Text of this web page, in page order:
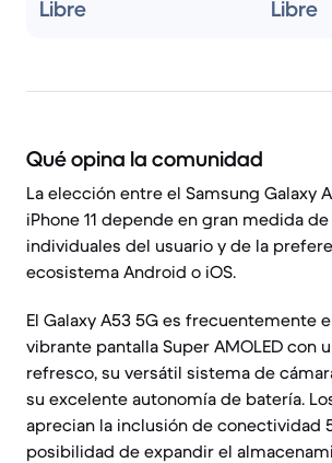
Libre Libre
Qué opina la comunidad
La elección entre el Samsung Galaxy
iPhone 11 depende en gran medida
individuales del usuario y de la
ecosistema Android o iOS.
El Galaxy A53 5G es frecuentemente
vibrante pantalla Super AMOLED con
refresco, su versátil sistema de
su excelente autonomía de batería.
aprecian la inclusión de conectividad
posibilidad de expandir el